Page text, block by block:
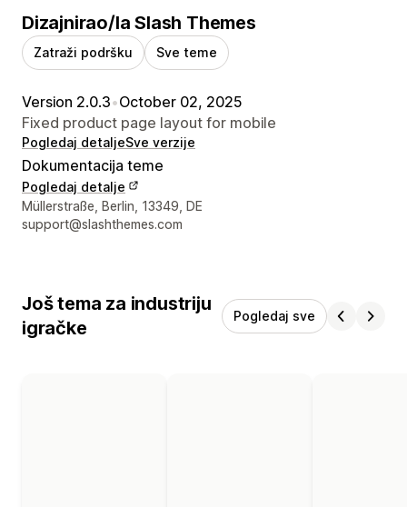
Dizajnirao/la Slash Themes
Zatraži podršku Sve teme
Version 2.0.3•October 02, 2025
Fixed product page layout for mobile
Pogledaj detaljeSve verzije
Dokumentacija teme
Pogledaj detalje
Podaci za kontakt dizajnera
Müllerstraße, Berlin, 13349, DE
support@slashthemes.com
Još tema za industriju
igračke
Pogledaj sve